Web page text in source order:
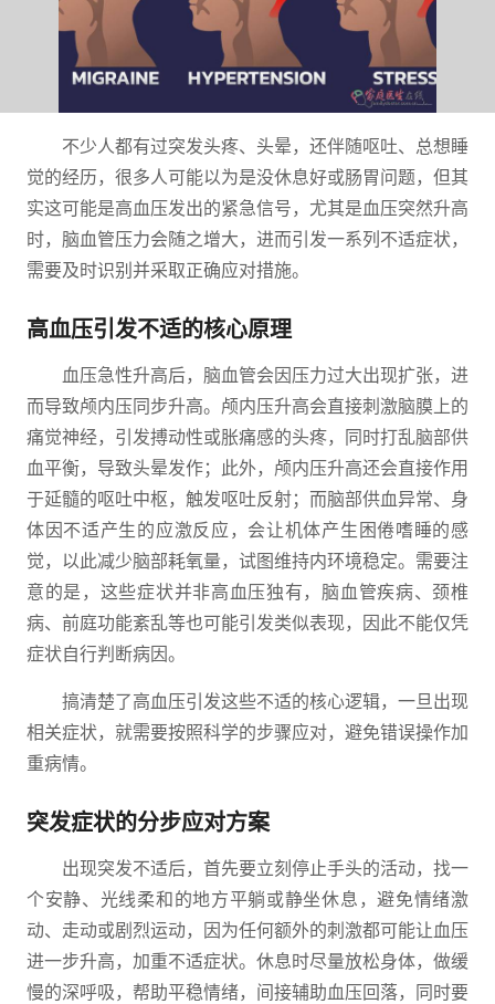
不少人都有过突发头疼、头晕，还伴随呕吐、总想睡
觉的经历，很多人可能以为是没休息好或肠胃问题，但其
实这可能是高血压发出的紧急信号，尤其是血压突然升高
时，脑血管压力会随之增大，进而引发一系列不适症状，
需要及时识别并采取正确应对措施。
高血压引发不适的核心原理
血压急性升高后，脑血管会因压力过大出现扩张，进
而导致颅内压同步升高。颅内压升高会直接刺激脑膜上的
痛觉神经，引发搏动性或胀痛感的头疼，同时打乱脑部供
血平衡，导致头晕发作；此外，颅内压升高还会直接作用
于延髓的呕吐中枢，触发呕吐反射；而脑部供血异常、身
体因不适产生的应激反应，会让机体产生困倦嗜睡的感
觉，以此减少脑部耗氧量，试图维持内环境稳定。需要注
意的是，这些症状并非高血压独有，脑血管疾病、颈椎
病、前庭功能紊乱等也可能引发类似表现，因此不能仅凭
症状自行判断病因。
搞清楚了高血压引发这些不适的核心逻辑，一旦出现
相关症状，就需要按照科学的步骤应对，避免错误操作加
重病情。
突发症状的分步应对方案
出现突发不适后，首先要立刻停止手头的活动，找一
个安静、光线柔和的地方平躺或静坐休息，避免情绪激
动、走动或剧烈运动，因为任何额外的刺激都可能让血压
进一步升高，加重不适症状。休息时尽量放松身体，做缓
慢的深呼吸，帮助平稳情绪，间接辅助血压回落，同时要